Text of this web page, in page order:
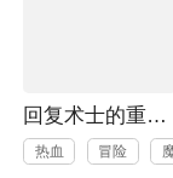
回复术士的重来人生
热血 冒险